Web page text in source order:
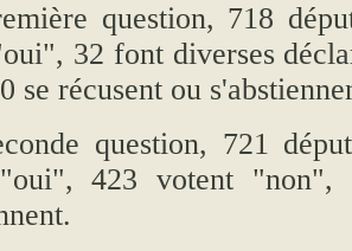
question, 718
32 font diverses
se récusent ou
question, 721
423 votent "non",